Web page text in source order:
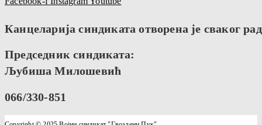
Канцеларија синдиката отворена је сваког
Председник синдиката:
Љубиша Милошевић
066/330-851